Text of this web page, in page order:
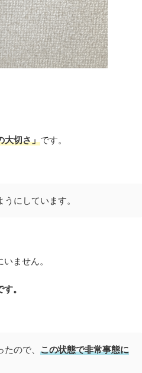
大切さ」です。
にしています。
ません。
。
ので、 この状態で非常事態に